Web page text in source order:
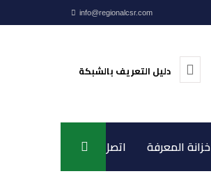
info@regionalcsr.com
دليل التعريف بالشبكة
خزانة المعرفة اتصل بنا